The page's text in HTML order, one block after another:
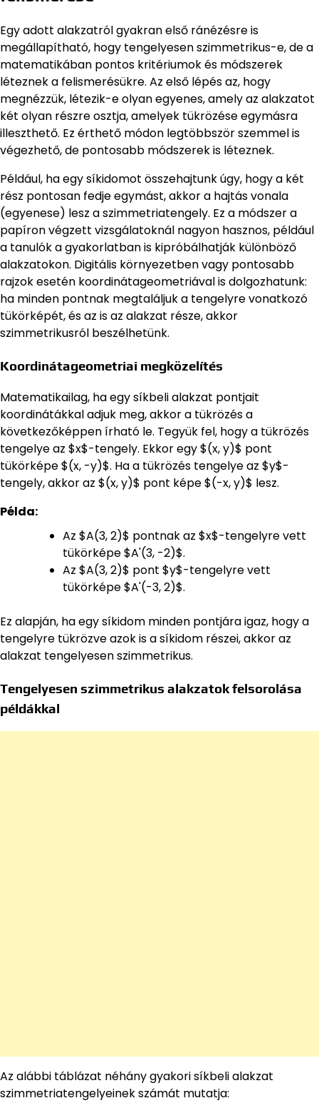
Egy adott alakzatról gyakran első ránézésre is
megállapítható, hogy tengelyesen szimmetrikus-e, de a
matematikában pontos kritériumok és módszerek
léteznek a felismerésükre. Az első lépés az, hogy
megnézzük, létezik-e olyan egyenes, amely az alakzatot
két olyan részre osztja, amelyek tükrözése egymásra
illeszthető. Ez érthető módon legtöbbször szemmel is
végezhető, de pontosabb módszerek is léteznek.
Például, ha egy síkidomot összehajtunk úgy, hogy a két
rész pontosan fedje egymást, akkor a hajtás vonala
(egyenese) lesz a szimmetriatengely. Ez a módszer a
papíron végzett vizsgálatoknál nagyon hasznos, például
a tanulók a gyakorlatban is kipróbálhatják különböző
alakzatokon. Digitális környezetben vagy pontosabb
rajzok esetén koordinátageometriával is dolgozhatunk:
ha minden pontnak megtaláljuk a tengelyre vonatkozó
tükörképét, és az is az alakzat része, akkor
szimmetrikusról beszélhetünk.
Koordinátageometriai megközelítés
Matematikailag, ha egy síkbeli alakzat pontjait
koordinátákkal adjuk meg, akkor a tükrözés a
következőképpen írható le. Tegyük fel, hogy a tükrözés
tengelye az $x$-tengely. Ekkor egy $(x, y)$ pont
tükörképe $(x, -y)$. Ha a tükrözés tengelye az $y$-
tengely, akkor az $(x, y)$ pont képe $(-x, y)$ lesz.
Példa:
Az $A(3, 2)$ pontnak az $x$-tengelyre vett
tükörképe $A'(3, -2)$.
Az $A(3, 2)$ pont $y$-tengelyre vett
tükörképe $A'(-3, 2)$.
Ez alapján, ha egy síkidom minden pontjára igaz, hogy a
tengelyre tükrözve azok is a síkidom részei, akkor az
alakzat tengelyesen szimmetrikus.
Tengelyesen szimmetrikus alakzatok felsorolása
példákkal
Az alábbi táblázat néhány gyakori síkbeli alakzat
szimmetriatengelyeinek számát mutatja: